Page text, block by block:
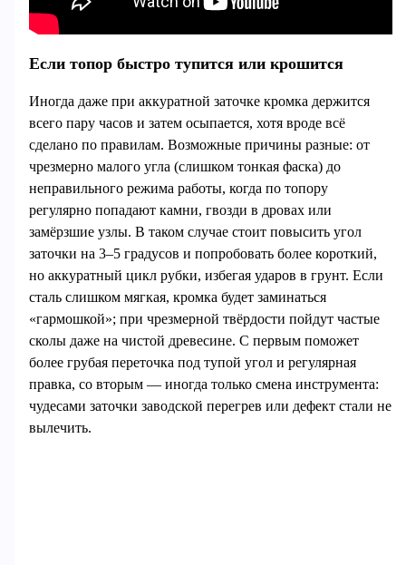
Если топор быстро тупится или крошится
Иногда даже при аккуратной заточке кромка держится
всего пару часов и затем осыпается, хотя вроде всё
сделано по правилам. Возможные причины разные: от
чрезмерно малого угла (слишком тонкая фаска) до
неправильного режима работы, когда по топору
регулярно попадают камни, гвозди в дровах или
замёрзшие узлы. В таком случае стоит повысить угол
заточки на 3–5 градусов и попробовать более короткий,
но аккуратный цикл рубки, избегая ударов в грунт. Если
сталь слишком мягкая, кромка будет заминаться
«гармошкой»; при чрезмерной твёрдости пойдут частые
сколы даже на чистой древесине. С первым поможет
более грубая переточка под тупой угол и регулярная
правка, со вторым — иногда только смена инструмента:
чудесами заточки заводской перегрев или дефект стали не
вылечить.